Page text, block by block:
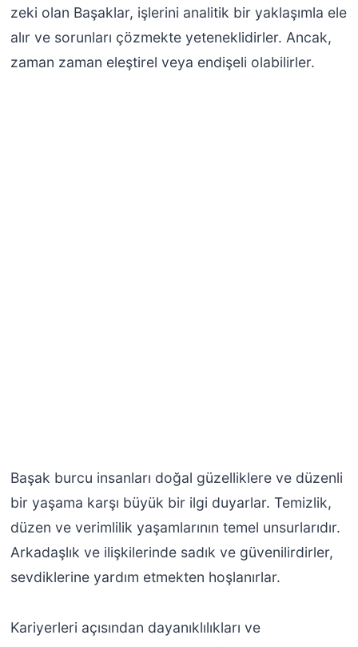
zeki olan Başaklar, işlerini analitik bir yaklaşımla ele
alır ve sorunları çözmekte yeteneklidirler. Ancak,
zaman zaman eleştirel veya endişeli olabilirler.
Başak burcu insanları doğal güzelliklere ve düzenli
bir yaşama karşı büyük bir ilgi duyarlar. Temizlik,
düzen ve verimlilik yaşamlarının temel unsurlarıdır.
Arkadaşlık ve ilişkilerinde sadık ve güvenilirdirler,
sevdiklerine yardım etmekten hoşlanırlar.
Kariyerleri açısından dayanıklılıkları ve